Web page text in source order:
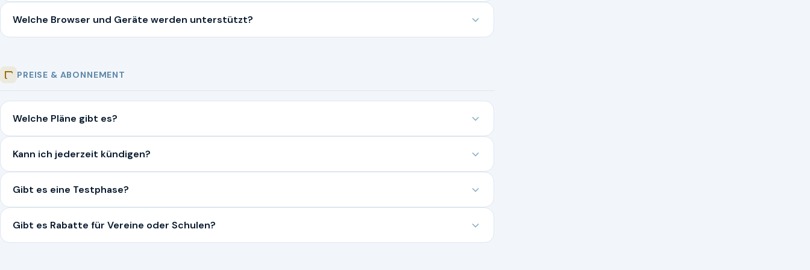
Welche Browser und Geräte werden unterstützt?
PREISE & ABONNEMENT
Welche Pläne gibt es?
Kann ich jederzeit kündigen?
Gibt es eine Testphase?
Gibt es Rabatte für Vereine oder Schulen?